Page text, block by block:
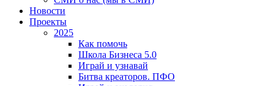
Новости
Проекты
2025
Как помочь
Школа Бизнеса 5.0
Играй и узнавай
Битва креаторов. ПФО